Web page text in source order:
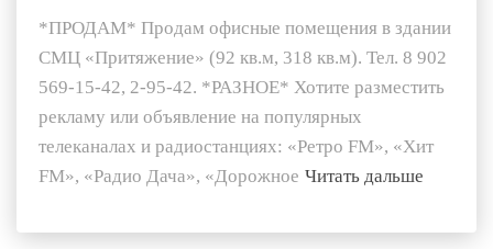
*ПРОДАМ* Продам офисные помещения в здании
СМЦ «Притяжение» (92 кв.м, 318 кв.м). Тел. 8 902
569-15-42, 2-95-42. *РАЗНОЕ* Хотите разместить
рекламу или объявление на популярных
телеканалах и радиостанциях: «Ретро FM», «Хит
FM», «Радио Дача», «Дорожное Читать дальше